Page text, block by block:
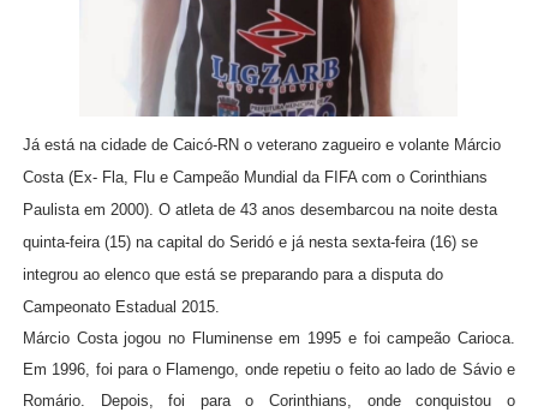
Já está na cidade de Caicó-RN o veterano zagueiro e volante Márcio
Costa (Ex- Fla, Flu e Campeão Mundial da FIFA com o Corinthians
Paulista em 2000). O atleta de 43 anos desembarcou na noite desta
quinta-feira (15) na capital do Seridó e já nesta sexta-feira (16) se
integrou ao elenco que está se preparando para a disputa do
Campeonato Estadual 2015.
Márcio Costa jogou no Fluminense em 1995 e foi campeão Carioca.
Em 1996, foi para o Flamengo, onde repetiu o feito ao lado de Sávio e
Romário. Depois, foi para o Corinthians, onde conquistou o